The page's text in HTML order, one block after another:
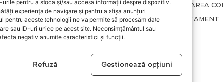
pentru a stoca și/sau accesa informații despre dispozitiv.
experiența de navigare și pentru a afișa anunțuri
pentru aceste tehnologii ne va permite să procesăm date
sau ID-uri unice pe acest site. Neconsimțământul sau
negativ anumite caracteristici și funcții.
Refuză Gestionează opțiuni
ARTICOLUL URMĂTOR
Lipsa poftei de mancare la copii
DEZVOLTAREA
COMPORTAMENT